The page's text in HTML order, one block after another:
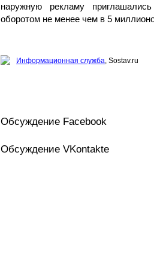
наружную рекламу
оборотом не менее чем в 5
Информационная служба, Sostav.ru
Обсуждение Facebook
Обсуждение VKontakte